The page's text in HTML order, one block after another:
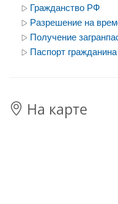
Гражданство РФ
Разрешение на
Получение
Паспорт
На карте